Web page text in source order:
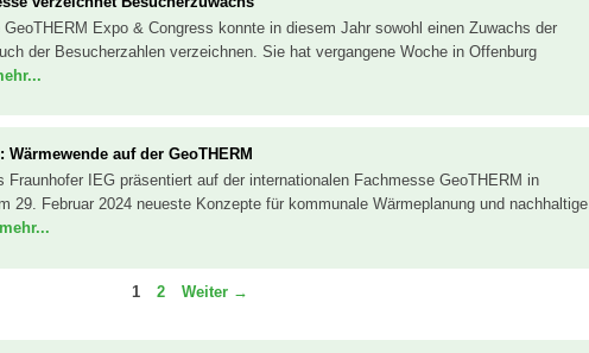
GeoTHERM Expo & Congress konnte in diesem Jahr sowohl einen Zuwachs der
der Besucherzahlen verzeichnen. Sie hat vergangene Woche in Offenburg
Wärmewende auf der GeoTHERM
Fraunhofer IEG präsentiert auf der internationalen Fachmesse GeoTHERM in
29. Februar 2024 neueste Konzepte für kommunale Wärmeplanung und nachhaltige
mehr...
Seite
1 Seite
2 Weiter →